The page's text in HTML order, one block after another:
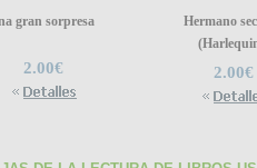
gran sorpresa
2.00€
Hermano
2.00€